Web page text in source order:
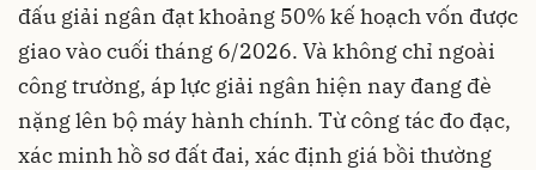
đấu giải ngân đạt khoảng 50% kế hoạch vốn được
giao vào cuối tháng 6/2026. Và không chỉ ngoài
công trường, áp lực giải ngân hiện nay đang đè
nặng lên bộ máy hành chính. Từ công tác đo đạc,
xác minh hồ sơ đất đai, xác định giá bồi thường